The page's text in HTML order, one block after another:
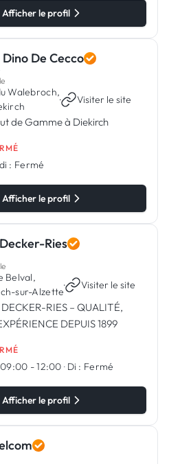
Afficher le profil
De Cecco
Walebroch,
· Visiter le site
de Gamme à Diekirch
: Fermé
Afficher le profil
Ries
Belval,
sur-Alzette
· Visiter le site
RIES – QUALITÉ,
DEPUIS 1899
09:00 - 12:00· Di : Fermé
Afficher le profil